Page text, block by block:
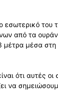
εσωτερικό
από τα
μέσα στη
ότι αυτές
να